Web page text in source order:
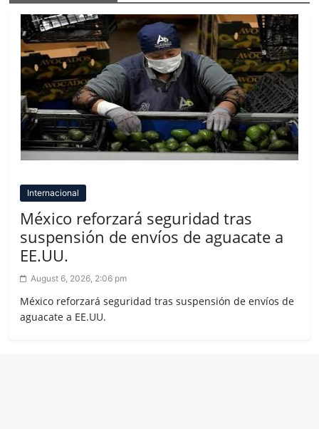
Internacional
México reforzará seguridad tras
suspensión de envíos de aguacate a
EE.UU.
August 6, 2026, 2:06 pm
México reforzará seguridad tras suspensión de envíos de
aguacate a EE.UU.